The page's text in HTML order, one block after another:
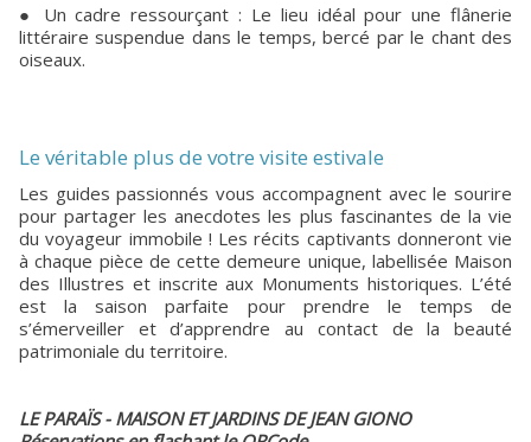
● Un cadre ressourçant : Le lieu idéal pour une flânerie
littéraire suspendue dans le temps, bercé par le chant des
oiseaux.
Le véritable plus de votre visite estivale
Les guides passionnés vous accompagnent avec le sourire
pour partager les anecdotes les plus fascinantes de la vie
du voyageur immobile ! Les récits captivants donneront vie
à chaque pièce de cette demeure unique, labellisée Maison
des Illustres et inscrite aux Monuments historiques. L’été
est la saison parfaite pour prendre le temps de
s’émerveiller et d’apprendre au contact de la beauté
patrimoniale du territoire.
LE PARAÏS - MAISON ET JARDINS DE JEAN GIONO